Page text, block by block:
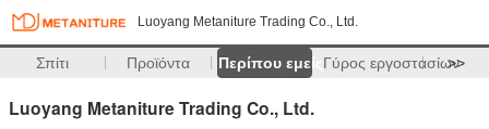
Luoyang Metaniture Trading Co., Ltd.
Σπίτι Προϊόντα Περίπου εμείς Γύρος εργοστασίων
>>
Luoyang Metaniture Trading Co., Ltd.